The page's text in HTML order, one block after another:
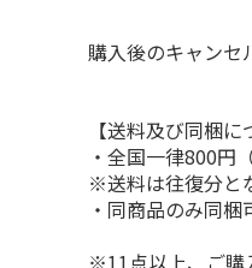
購入後のキャンセ
【送料及び同梱に
・全国一律800円
※送料は往復分と
・同商品のみ同梱
※11点以上、ご購